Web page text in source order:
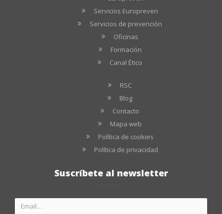
Servicios Europreven
Servicios de prevención
Oficinas
Formación
Canal Ético
RSC
Blog
Contacto
Mapa web
Política de cookies
Política de privacidad
Suscríbete al newsletter